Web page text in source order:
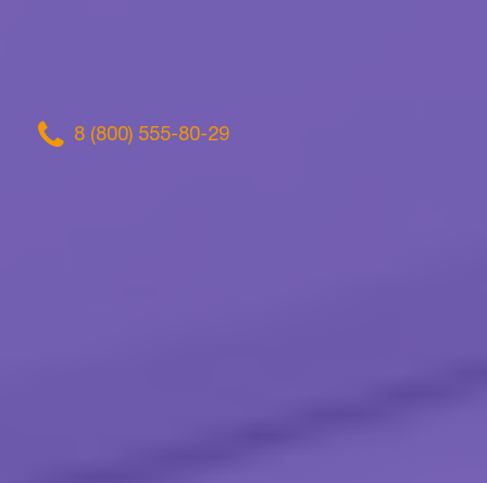
8 (800) 555-80-29